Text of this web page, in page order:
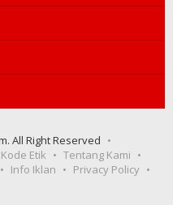
All Right Reserved
Kode Etik
Tentang Kami
Info Iklan
Privacy Policy